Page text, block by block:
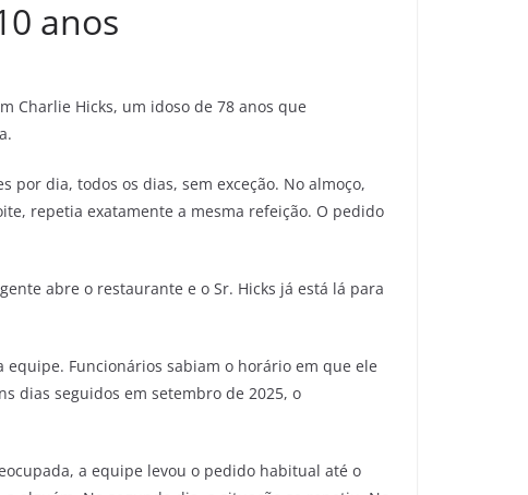
anos
Charlie Hicks, um idoso de 78 anos que
por dia, todos os dias, sem exceção. No almoço,
repetia exatamente a mesma refeição. O pedido
abre o restaurante e o Sr. Hicks já está lá para
Funcionários sabiam o horário em que ele
dias seguidos em setembro de 2025, o
a equipe levou o pedido habitual até o